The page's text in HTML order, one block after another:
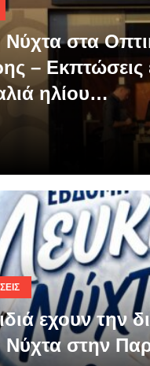
Νύχτα στα
– Εκπτώσεις
ηλίου…
εχουν την
Νύχτα στην